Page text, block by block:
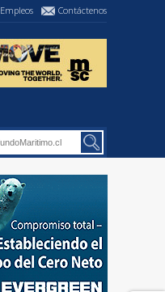
Empleos Contáctenos